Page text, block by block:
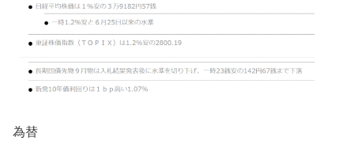
為替